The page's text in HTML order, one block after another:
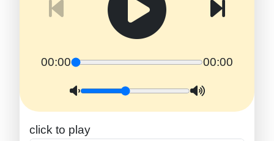
00:00 00:00
click to play